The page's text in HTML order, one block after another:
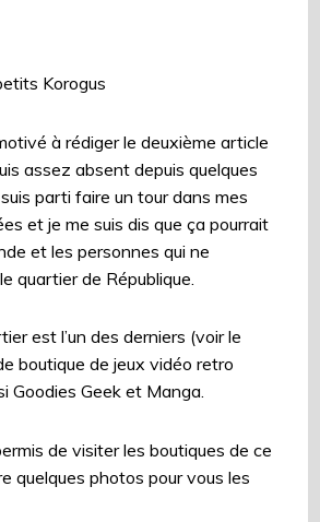
Korogus
à rédiger le deuxième article
assez absent depuis quelques
parti faire un tour dans mes
et je me suis dis que ça pourrait
et les personnes qui ne
quartier de République.
est l’un des derniers (voir le
boutique de jeux vidéo retro
Goodies Geek et Manga.
de visiter les boutiques de ce
quelques photos pour vous les